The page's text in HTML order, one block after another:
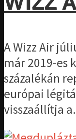
A Wizz Air
már 2019-es
százalékán
európai
visszaállítja